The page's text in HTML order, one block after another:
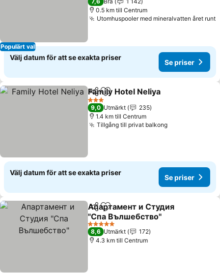
Populärt val
0.5 km till Centrum
Utomhuspooler med mineralvatten året runt
Välj datum för att se exakta priser
Se priser
Dela Lägg till i Mina Favoriter
Family Hotel Neliya
3 Stjärnor
9,0 Utmärkt
235
1.4 km till Centrum
Tillgång till privat balkongSe priser
Välj datum för att se exakta priser
Se priser
Dela Lägg till i Mina Favoriter
Апартамент и Студия
"Спа Вълшебство"
Se priser
5 Stjärnor
8,6 Utmärkt
172
4.3 km till Centrum